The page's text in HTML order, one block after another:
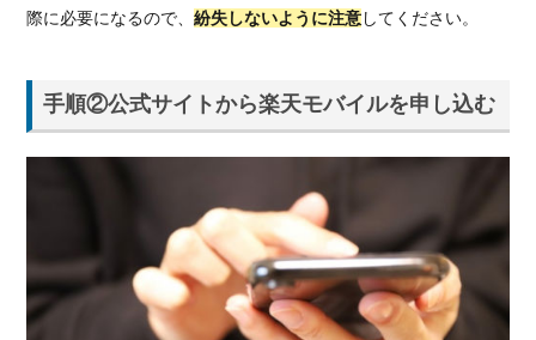
際に必要になるので、紛失しないように注意してください。
手順②公式サイトから楽天モバイルを申し込む